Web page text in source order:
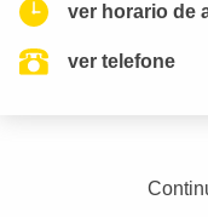
ver horario de
ver telefone